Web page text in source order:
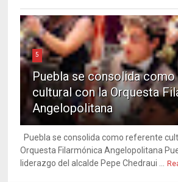
5
Puebla se consolida
cultural con la Orquesta
Angelopolitana
Puebla se consolida como referente
Orquesta Filarmónica Angelopolitana
liderazgo del alcalde Pepe Chedraui ...